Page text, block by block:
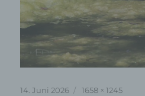
Veröffentlicht
14. Juni 2026 Originalgröße
1658 × 1245